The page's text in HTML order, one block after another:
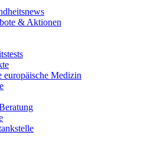
& Aktionen
europäische Medizin